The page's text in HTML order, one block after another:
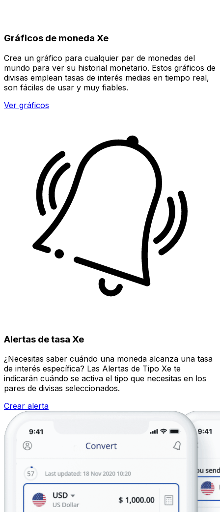
Gráficos de moneda Xe
Crea un gráfico para cualquier par de monedas del
mundo para ver su historial monetario. Estos gráficos de
divisas emplean tasas de interés medias en tiempo real,
son fáciles de usar y muy fiables.
Ver gráficos
Alertas de tasa Xe
¿Necesitas saber cuándo una moneda alcanza una tasa
de interés específica? Las Alertas de Tipo Xe te
indicarán cuándo se activa el tipo que necesitas en los
pares de divisas seleccionados.
Crear alerta